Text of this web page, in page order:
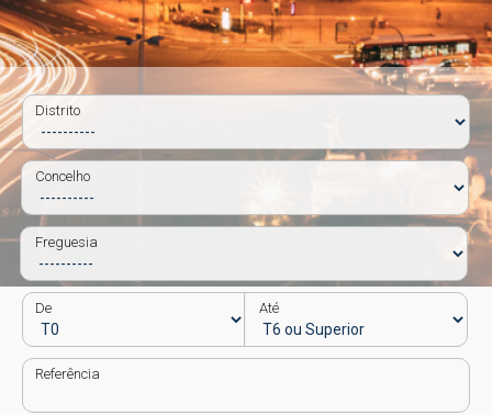
Distrito
Concelho
Freguesia
De Até
Referência